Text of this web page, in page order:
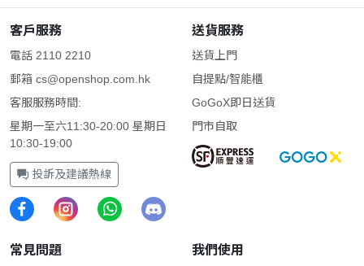
客戶服務
電話 2110 2210
郵箱 cs@openshop.com.hk
客服服務時間:
星期一至六11:30-20:00 星期日
10:30-19:00
投訴及建議熱線
送貨服務
送貨上門
自提點/智能櫃
GoGoX即日送貨
門市自取
常見問題 我們使用